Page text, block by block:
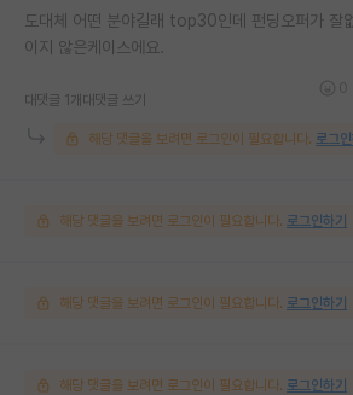
도대체 어떤 분야길래 top30인데 펀딩오퍼가 잘
이지 않은케이스에요.
대댓글 1개 대댓글 쓰기
해당 댓글을 보려면 로그인이 필요합니다. 로그인
해당 댓글을 보려면 로그인이 필요합니다. 로그인하기
해당 댓글을 보려면 로그인이 필요합니다. 로그인하기
해당 댓글을 보려면 로그인이 필요합니다. 로그인하기